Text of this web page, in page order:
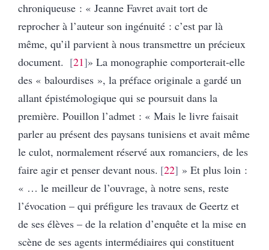
chroniqueuse : « Jeanne Favret avait tort de
reprocher à l’auteur son ingénuité : c’est par là
même, qu’il parvient à nous transmettre un précieux
document.
21 » La monographie comporterait-elle
des « balourdises », la préface originale a gardé un
allant épistémologique qui se poursuit dans la
première. Pouillon l’admet : « Mais le livre faisait
parler au présent des paysans tunisiens et avait même
le culot, normalement réservé aux romanciers, de les
faire agir et penser devant nous. 22 » Et plus loin :
« … le meilleur de l’ouvrage, à notre sens, reste
l’évocation – qui préfigure les travaux de Geertz et
de ses élèves – de la relation d’enquête et la mise en
scène de ses agents intermédiaires qui constituent